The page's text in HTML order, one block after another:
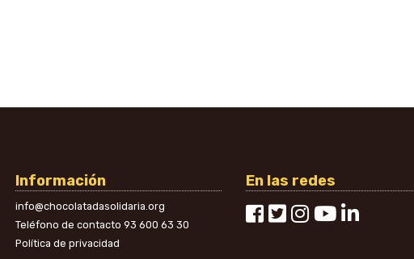
Información
info@chocolatadasolidaria.org
Teléfono de contacto 93 600 63 30
Política de privacidad
En las redes